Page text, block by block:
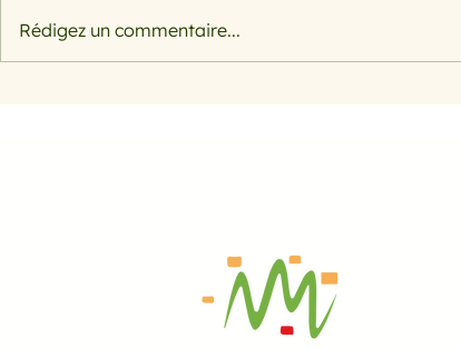
Petits farcis
Rédigez un commentaire...